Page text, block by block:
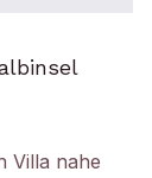
Villa nahe